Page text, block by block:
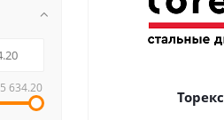
Торекс
5 634.20